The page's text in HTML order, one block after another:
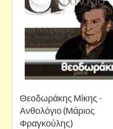
Θεοδωράκης Μίκης -
Ανθολόγιο (Μάριος
Φραγκούλης)